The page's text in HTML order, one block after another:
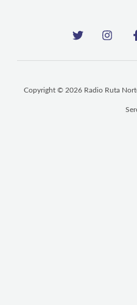
Copyright © 2026 Radio Ruta